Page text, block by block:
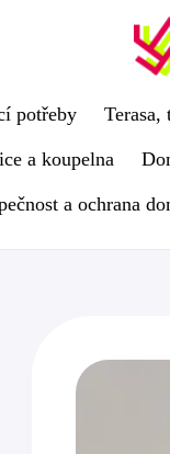
potřeby Terasa,
a koupelna
a ochrana